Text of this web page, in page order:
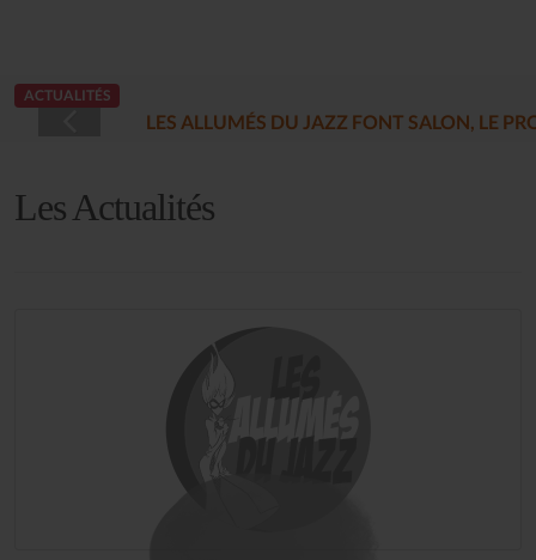
ACTUALITÉS
LES ALLUMÉS DU JAZZ FONT SALON, LE
Les Actualités